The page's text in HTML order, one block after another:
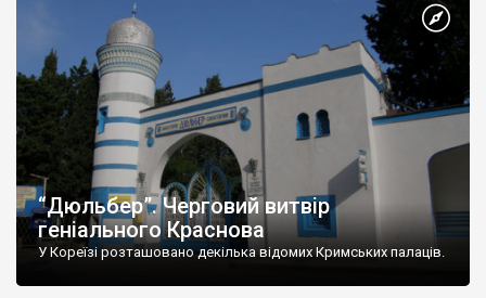
“Дюльбер”. Черговий витвір
геніального Краснова
У Кореїзі розташовано декілька відомих Кримських палаців.